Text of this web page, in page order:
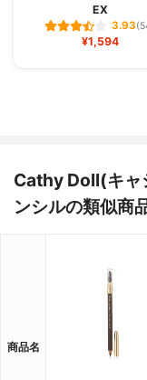
EX
3.93
¥1,594
Cathy Doll(キャ
ンシルの類似商
商品名